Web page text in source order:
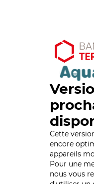
Cette
encore
appareils
Pour une
nous vous